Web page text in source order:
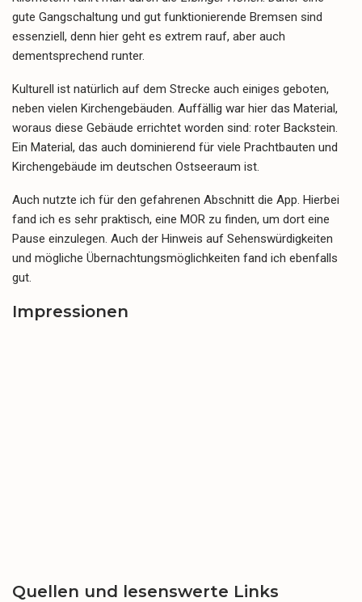
gute Gangschaltung und gut funktionierende Bremsen sind
essenziell, denn hier geht es extrem rauf, aber auch
dementsprechend runter.
Kulturell ist natürlich auf dem Strecke auch einiges geboten,
neben vielen Kirchengebäuden. Auffällig war hier das Material,
woraus diese Gebäude errichtet worden sind: roter Backstein.
Ein Material, das auch dominierend für viele Prachtbauten und
Kirchengebäude im deutschen Ostseeraum ist.
Auch nutzte ich für den gefahrenen Abschnitt die App. Hierbei
fand ich es sehr praktisch, eine MOR zu finden, um dort eine
Pause einzulegen. Auch der Hinweis auf Sehenswürdigkeiten
und mögliche Übernachtungsmöglichkeiten fand ich ebenfalls
gut.
Impressionen
Quellen und lesenswerte Links